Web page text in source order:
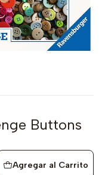
Buttons
Agregar al Carrito